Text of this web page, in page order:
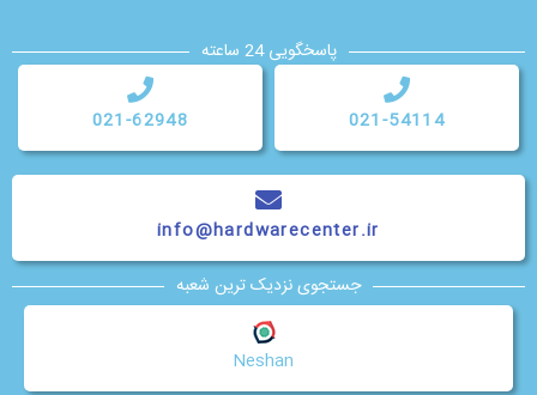
پاسخگویی 24 ساعته
021-54114
021-62948
info@hardwarecenter.ir
جستجوی نزدیک ترین شعبه
Neshan